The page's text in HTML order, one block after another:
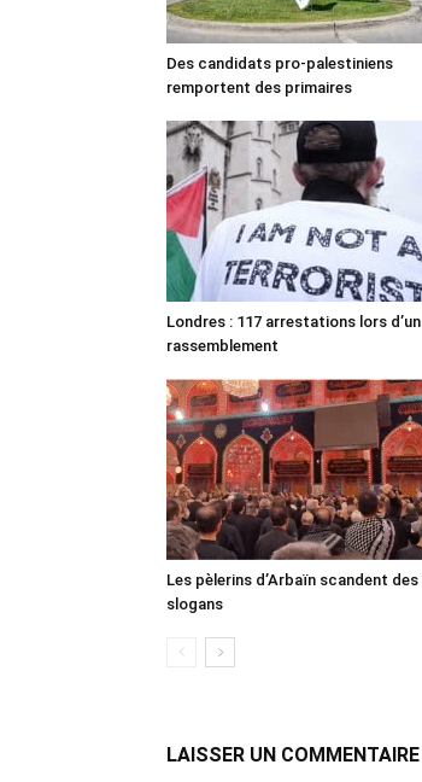
Des candidats pro-palestiniens
remportent des primaires
Londres : 117 arrestations lors d’un
rassemblement
Les pèlerins d’Arbaïn scandent des
slogans
LAISSER UN COMMENTAIRE